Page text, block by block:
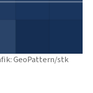
GeoPattern/stk